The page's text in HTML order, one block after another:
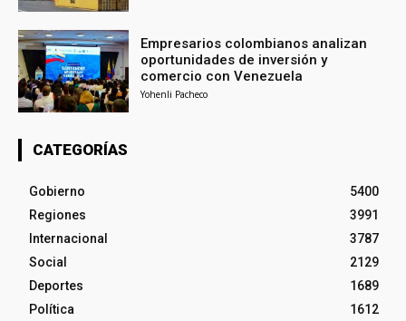
Empresarios colombianos analizan
oportunidades de inversión y
comercio con Venezuela
Yohenli Pacheco
CATEGORÍAS
Gobierno
5400
Regiones
3991
Internacional
3787
Social
2129
Deportes
1689
Política
1612